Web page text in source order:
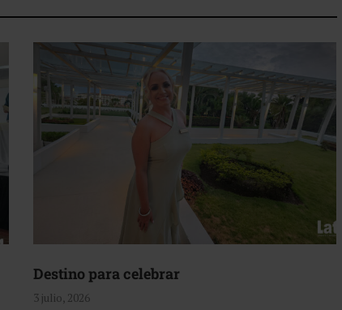
Destino para celebrar
3 julio, 2026